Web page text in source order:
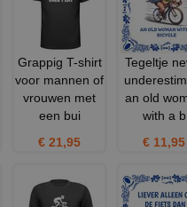
Grappig T-shirt
voor mannen of
vrouwen met
een bui
€ 21,95
Tegeltje
an old
with a b
€ 11,95